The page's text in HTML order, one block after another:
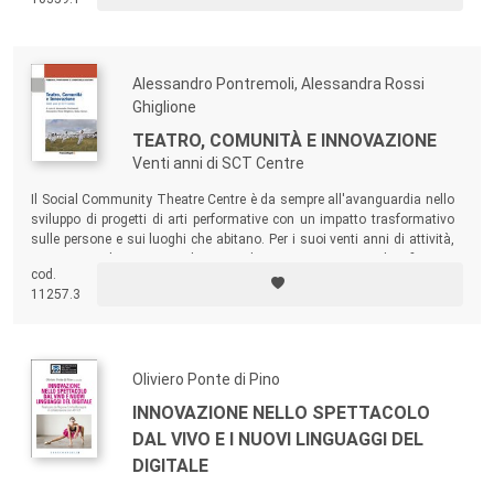
defining and constructing an inclusive and sustainable polis.
Alessandro Pontremoli, Alessandra Rossi
Ghiglione
TEATRO, COMUNITÀ E INNOVAZIONE
Venti anni di SCT Centre
Il Social Community Theatre Centre è da sempre all'avanguardia nello
sviluppo di progetti di arti performative con un impatto trasformativo
sulle persone e sui luoghi che abitano. Per i suoi venti anni di attività,
analizzare i punti di forza di questa molteplice attività, leggendola nel
più ampio orizzonte di una storia culturale locale, nazionale ed
cod.
11257.3
Oliviero Ponte di Pino
INNOVAZIONE NELLO SPETTACOLO
DAL VIVO E I NUOVI LINGUAGGI DEL
DIGITALE